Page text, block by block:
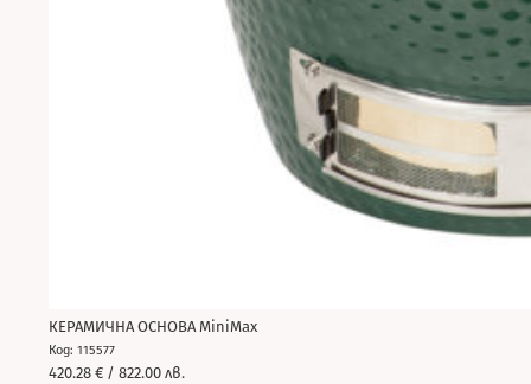
КЕРАМИЧНА ОСНОВА MiniMax
Код: 115577
420.28 € / 822.00 лв.